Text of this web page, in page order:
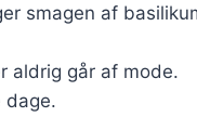
smagen af
aldrig går af mode.
dage.